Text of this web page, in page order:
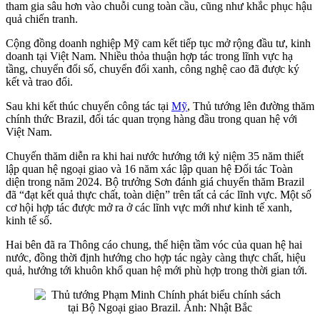
tham gia sâu hơn vào chuỗi cung toàn cầu, cũng như khắc phục hậu
quả chiến tranh.
Cộng đồng doanh nghiệp Mỹ cam kết tiếp tục mở rộng đầu tư, kinh
doanh tại Việt Nam. Nhiều thỏa thuận hợp tác trong lĩnh vực hạ
tầng, chuyển đổi số, chuyển đổi xanh, công nghệ cao đã được ký
kết và trao đổi.
Sau khi kết thúc chuyến công tác tại Mỹ, Thủ tướng lên đường thăm
chính thức Brazil, đối tác quan trọng hàng đầu trong quan hệ với
Việt Nam.
Chuyến thăm diễn ra khi hai nước hướng tới kỷ niệm 35 năm thiết
lập quan hệ ngoại giao và 16 năm xác lập quan hệ Đối tác Toàn
diện trong năm 2024. Bộ trưởng Sơn đánh giá chuyến thăm Brazil
đã “đạt kết quả thực chất, toàn diện” trên tất cả các lĩnh vực. Một số
cơ hội hợp tác được mở ra ở các lĩnh vực mới như kinh tế xanh,
kinh tế số.
Hai bên đã ra Thông cáo chung, thể hiện tầm vóc của quan hệ hai
nước, đồng thời định hướng cho hợp tác ngày càng thực chất, hiệu
quả, hướng tới khuôn khổ quan hệ mới phù hợp trong thời gian tới.